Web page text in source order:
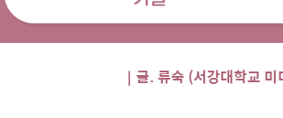
｜ 글. 류숙 (서강대학교